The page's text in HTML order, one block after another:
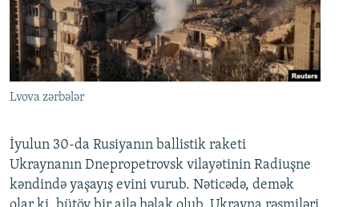
Lvova zərbələr
İyulun 30-da Rusiyanın ballistik raketi
Ukraynanın Dnepropetrovsk vilayətinin Radiuşne
kəndində yaşayış evini vurub. Nəticədə, demək